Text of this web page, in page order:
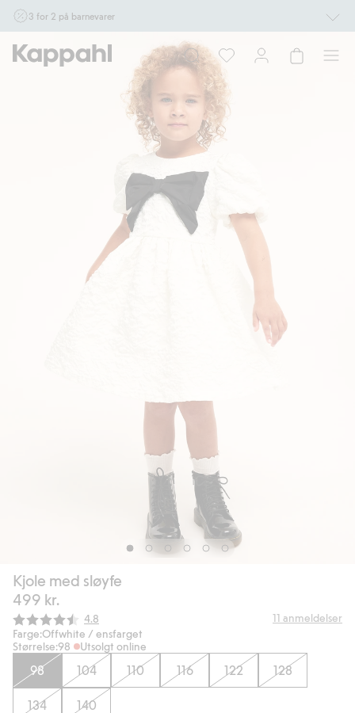
3 for 2 på barnevarer
17/8 i butikk & online for deg som er eller blir medlem. Kan ikke kombineres med
andre tilbud eller rabatter.
Handle nå
Kjole med sløyfe
499 kr.
Gjennomsnittskarakter:
4.8 11 anmeldelser
Farge:Offwhite / ensfarget
Størrelse:98 Utsolgt online
98 104 110 116 122 128
134 140